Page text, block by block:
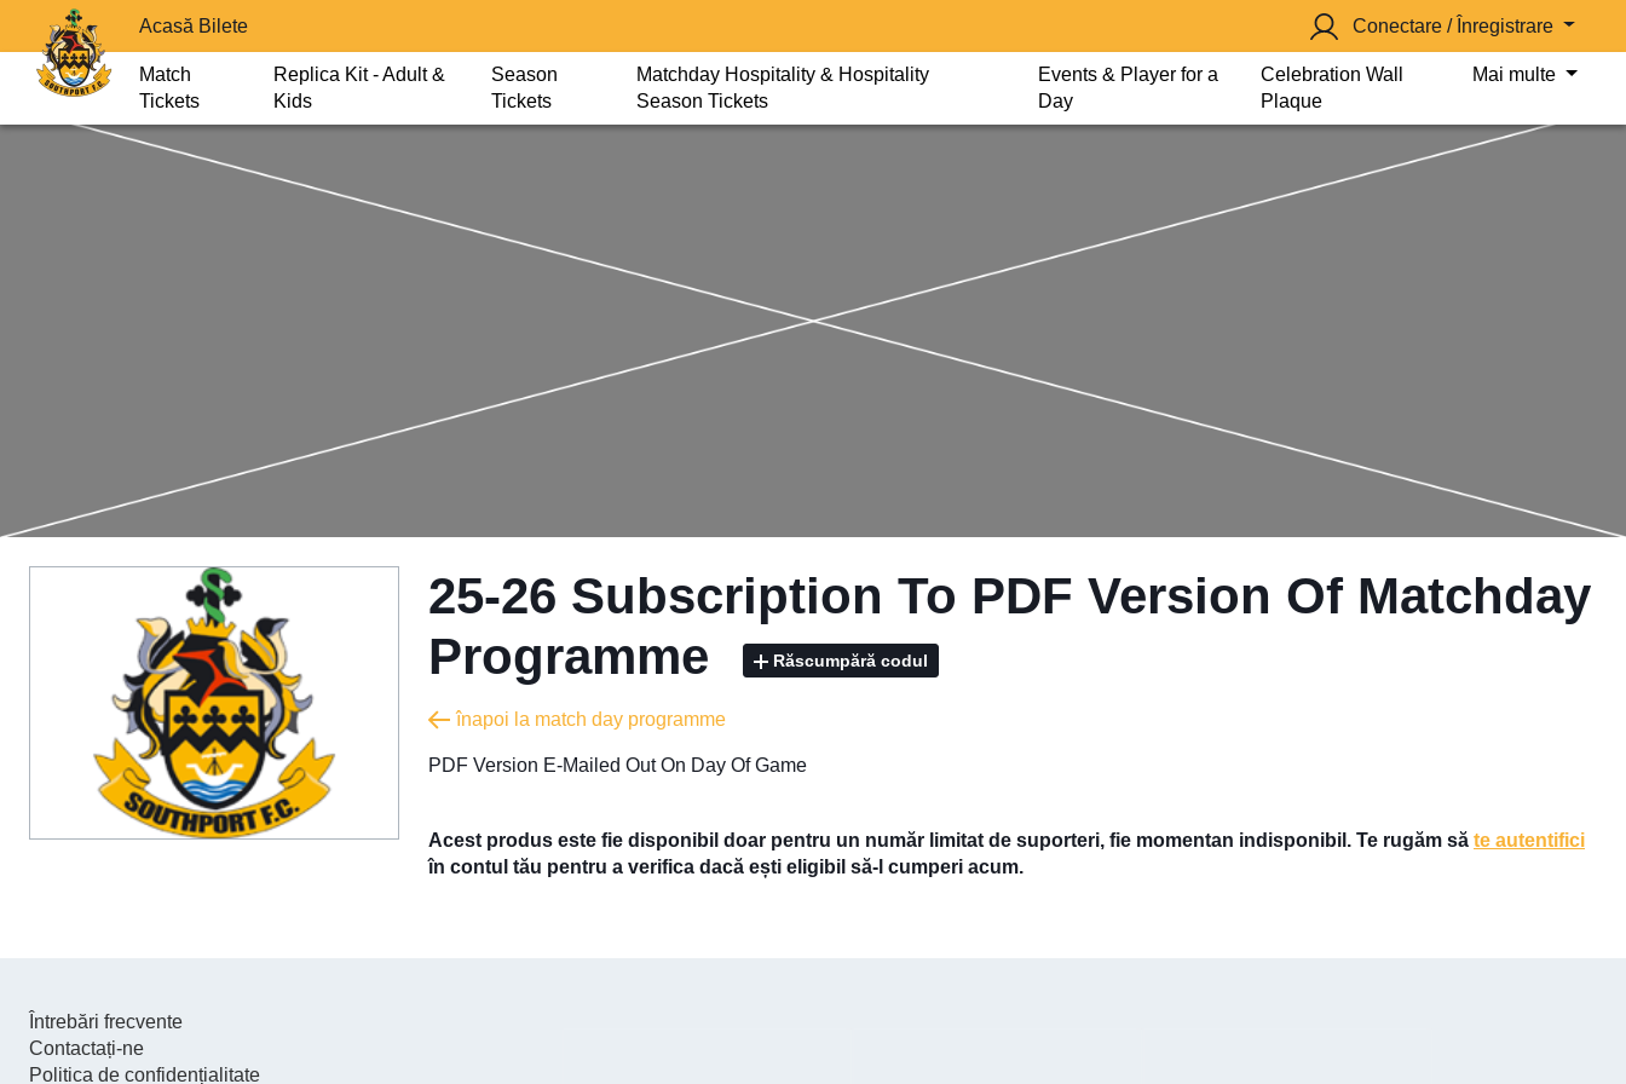
Acasă Bilete Conectare / Înregistrare
Match
Tickets
Replica Kit - Adult &
Kids
Season
Tickets
Matchday Hospitality & Hospitality
Season Tickets
Events & Player for a
Day
Celebration Wall
Plaque
Mai multe
25-26 Subscription To PDF Version Of Matchday
Programme
Răscumpără codul
înapoi la match day programme
PDF Version E-Mailed Out On Day Of Game
Acest produs este fie disponibil doar pentru un număr limitat de suporteri, fie momentan indisponibil. Te rugăm să te autentifici
în contul tău pentru a verifica dacă ești eligibil să-l cumperi acum.
Întrebări frecvente
Contactați-ne
Politica de confidențialitate